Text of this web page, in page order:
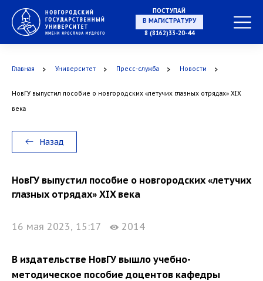
ПОСТУПАЙ
В МАГИСТРАТУРУ
8 (8162)33-20-44
Главная Университет Пресс-служба Новости
НовГУ выпустил пособие о новгородских «летучих глазных отрядах» XIX
века
Назад
НовГУ выпустил пособие о новгородских «летучих
глазных отрядах» XIX века
16 мая 2023, 15:17 2014
В издательстве НовГУ вышло учебно-
методическое пособие доцентов кафедры